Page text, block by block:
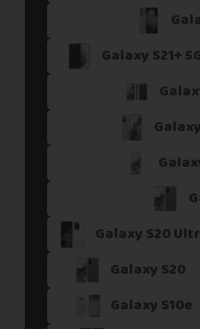
Si vous ne trouvez
Vous pouvezGalaxy S21+
Galaxy S20
Galaxy S20
Galaxy S10e